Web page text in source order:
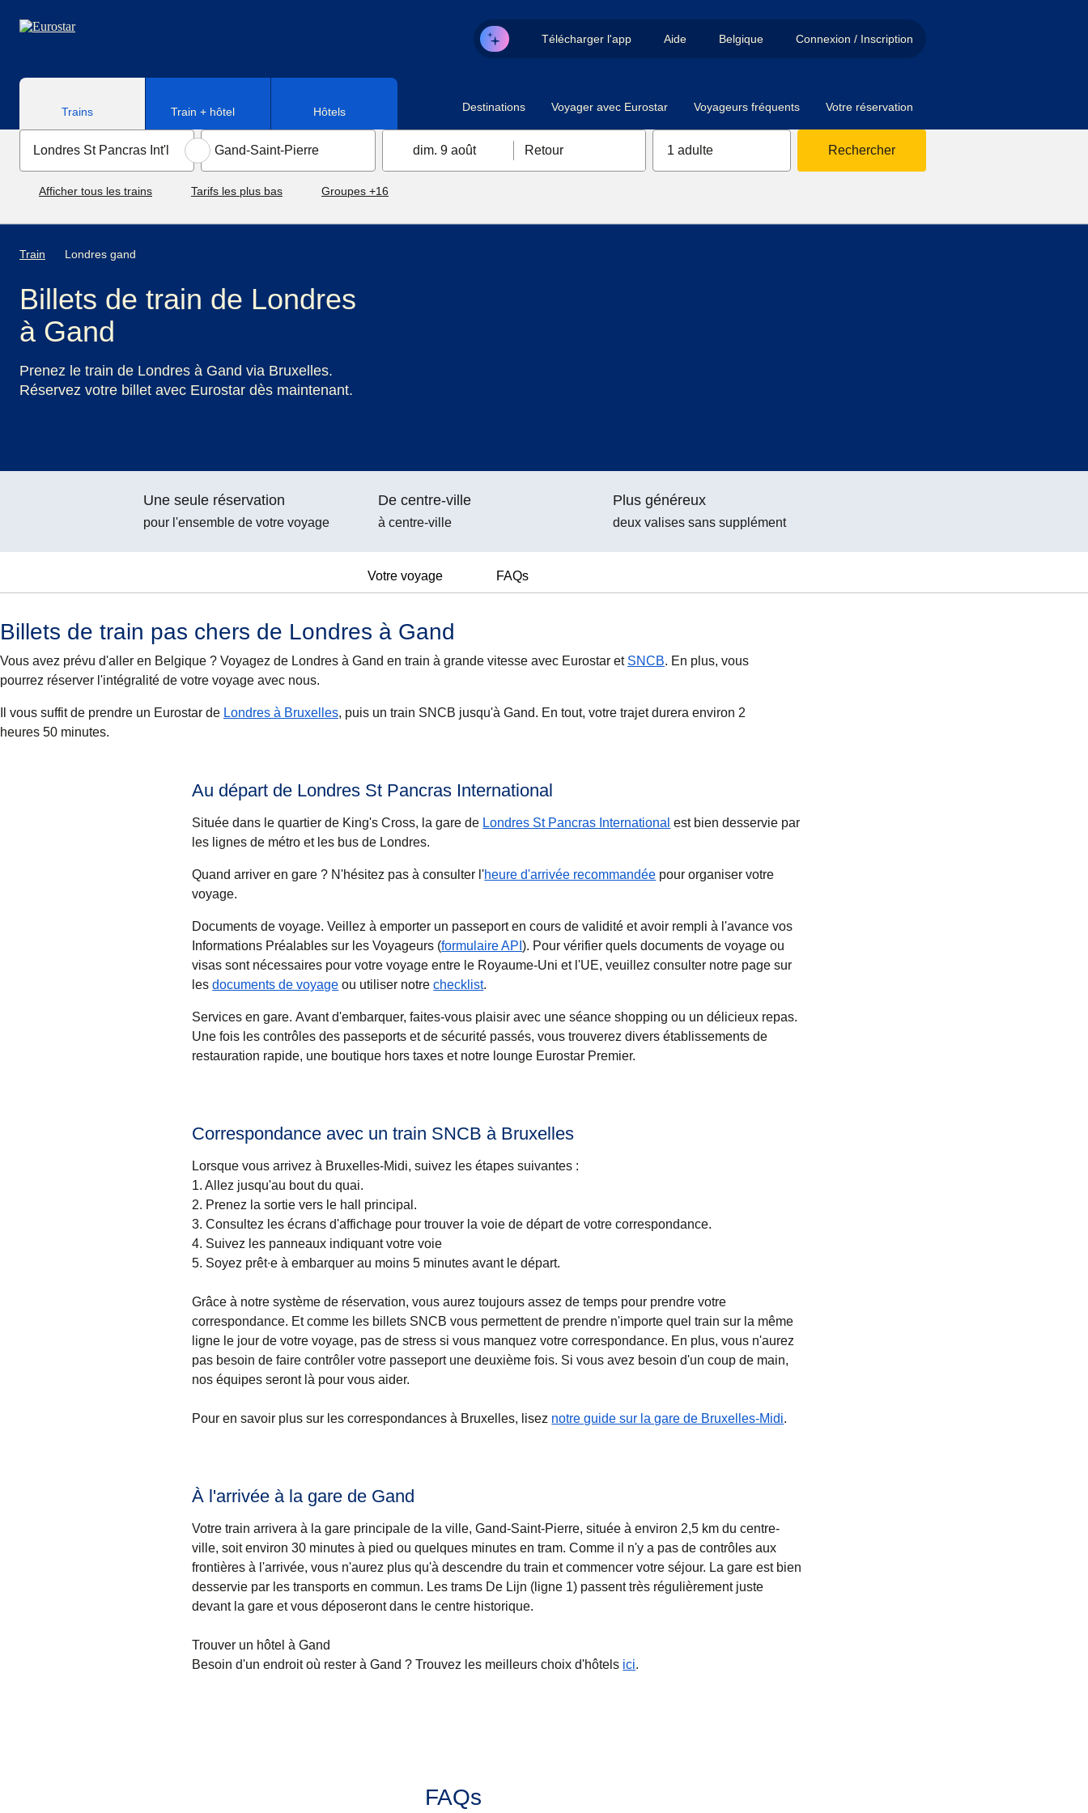
Télécharger l'app Aide Belgique Connexion / Inscription
Trains Train + hôtel Hôtels Destinations Voyager avec Eurostar Voyageurs fréquents Votre réservation
dim. 9 août Retour 1 adulte Rechercher
Afficher tous les trains Tarifs les plus bas Groupes +16
Train Londres gand
Billets de train de Londres
à Gand
Prenez le train de Londres à Gand via Bruxelles.
Réservez votre billet avec Eurostar dès maintenant.
Une seule réservation
pour l'ensemble de votre voyage
De centre-ville
à centre-ville
Plus généreux
deux valises sans supplément
Votre voyage FAQs
Billets de train pas chers de Londres à Gand
Vous avez prévu d'aller en Belgique ? Voyagez de Londres à Gand en train à grande vitesse avec Eurostar et SNCB. En plus, vous
pourrez réserver l'intégralité de votre voyage avec nous.
Il vous suffit de prendre un Eurostar de Londres à Bruxelles, puis un train SNCB jusqu'à Gand. En tout, votre trajet durera environ 2
heures 50 minutes.
Au départ de Londres St Pancras International
Située dans le quartier de King's Cross, la gare de Londres St Pancras International est bien desservie par
les lignes de métro et les bus de Londres.
Quand arriver en gare ? N'hésitez pas à consulter l'heure d'arrivée recommandée pour organiser votre
voyage.
Documents de voyage.Veillez à emporter un passeport en cours de validité et avoir rempli à l'avance vos
Informations Préalables sur les Voyageurs (formulaire API). Pour vérifier quels documents de voyage ou
visas sont nécessaires pour votre voyage entre le Royaume-Uni et l'UE, veuillez consulter notre page sur
lesdocuments de voyage ou utiliser notrechecklist.
Services en gare.Avant d'embarquer, faites-vous plaisir avec une séance shopping ou un délicieux repas.
Une fois les contrôles des passeports et de sécurité passés, vous trouverez divers établissements de
restauration rapide, une boutique hors taxes et notre lounge Eurostar Premier.
Correspondance avec un train SNCB à Bruxelles
Lorsque vous arrivez à Bruxelles-Midi, suivez les étapes suivantes :
1. Allez jusqu'au bout du quai.
2. Prenez la sortie vers le hall principal.
3. Consultez les écrans d'affichage pour trouver la voie de départ de votre correspondance.
4. Suivez les panneaux indiquant votre voie
5. Soyez prêt∙e à embarquer au moins 5 minutes avant le départ.
Grâce à notre système de réservation, vous aurez toujours assez de temps pour prendre votre
correspondance. Et comme les billets SNCB vous permettent de prendre n'importe quel train sur la même
ligne le jour de votre voyage, pas de stress si vous manquez votre correspondance. En plus, vous n'aurez
pas besoin de faire contrôler votre passeport une deuxième fois. Si vous avez besoin d'un coup de main,
nos équipes seront là pour vous aider.
Pour en savoir plus sur les correspondances à Bruxelles, lisez notre guide sur la gare de Bruxelles-Midi.
À l'arrivée à la gare de Gand
Votre train arrivera à la gare principale de la ville, Gand-Saint-Pierre, située à environ 2,5 km du centre-
ville, soit environ 30 minutes à pied ou quelques minutes en tram. Comme il n'y a pas de contrôles aux
frontières à l'arrivée, vous n'aurez plus qu'à descendre du train et commencer votre séjour. La gare est bien
desservie par les transports en commun. Les trams De Lijn (ligne 1) passent très régulièrement juste
devant la gare et vous déposeront dans le centre historique.
Trouver un hôtel à Gand
Besoin d'un endroit où rester à Gand ? Trouvez les meilleurs choix d'hôtels ici.
FAQs